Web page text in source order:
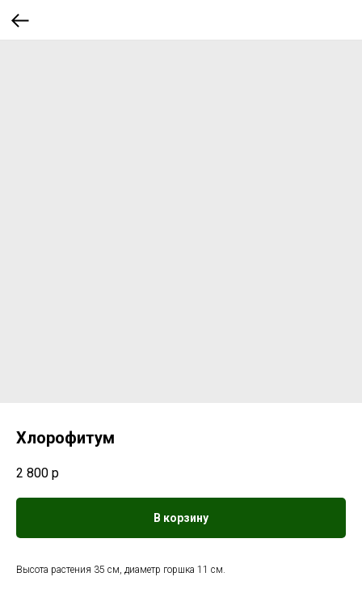
Хлорофитум
2 800 р
В корзину
Высота растения 35 см, диаметр горшка 11 см.